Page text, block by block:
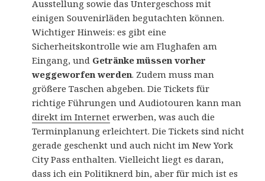
Ausstellung sowie das Untergeschoss mit
einigen Souvenirläden begutachten können.
Wichtiger Hinweis: es gibt eine
Sicherheitskontrolle wie am Flughafen am
Eingang, und Getränke müssen vorher
weggeworfen werden. Zudem muss man
größere Taschen abgeben. Die Tickets für
richtige Führungen und Audiotouren kann man
direkt im Internet erwerben, was auch die
Terminplanung erleichtert. Die Tickets sind nicht
gerade geschenkt und auch nicht im New York
City Pass enthalten. Vielleicht liegt es daran,
dass ich ein Politiknerd bin, aber für mich ist es